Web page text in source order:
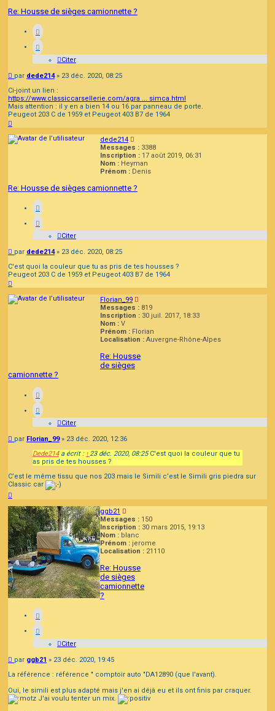
Re: Housse de sièges camionnette ?
Citer
Message
par dede214» 23 déc. 2020, 08:25
Ci-joint un lien :
https://www.classiccarsellerie.com/agra ... simca.html
Mais attention : il y en a bien 14 ou 16 par panneau de porte.
Peugeot 203 C de 1959 et Peugeot 403 B7 de 1964
dede214
Messages : 3388
Inscription : 17 août 2019, 06:31
Nom : Heyman
Prénom : Denis
Re: Housse de sièges camionnette ?
Citer
Message
par dede214» 23 déc. 2020, 08:25
C'est quoi la couleur que tu as pris de tes housses ?
Peugeot 203 C de 1959 et Peugeot 403 B7 de 1964
Florian_99
Messages : 819
Inscription : 30 juil. 2017, 18:33
Nom : V
Prénom : Florian
Localisation : Auvergne-Rhône-Alpes
Re: Housse
de sièges
camionnette ?
Citer
Message
par Florian_99» 23 déc. 2020, 12:36
Dede214a écrit : ↑23 déc. 2020, 08:25C'est quoi la couleur que tu
as pris de tes housses ?
C’est le même tissu que nos 203 mais le Simili c’est le Simili gris piedra sur
Classic car
ggb21
Messages : 150
Inscription : 30 mars 2015, 19:13
Nom : blanc
Prénom : jerome
Localisation : 21110
Re: Housse
de sièges
camionnette
?
Citer
Message
par ggb21 » 23 déc. 2020, 19:45
La référence : référence " comptoir auto "DA12890 (que l'avant).
Oui, le simili est plus adapté mais j'en ai déjà eu et ils ont finis par craquer.
J'ai voulu tenter un mix.